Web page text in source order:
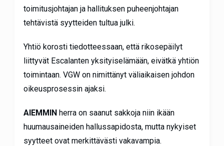
toimitusjohtajan ja hallituksen puheenjohtajan
tehtävistä syytteiden tultua julki.
Yhtiö korosti tiedotteessaan, että rikosepäilyt
liittyvät Escalanten yksityiselämään, eivätkä yhtiön
toimintaan. VGW on nimittänyt väliaikaisen johdon
oikeusprosessin ajaksi.
AIEMMINherra on saanut sakkoja niin ikään
huumausaineiden hallussapidosta, mutta nykyiset
syytteet ovat merkittävästi vakavampia.